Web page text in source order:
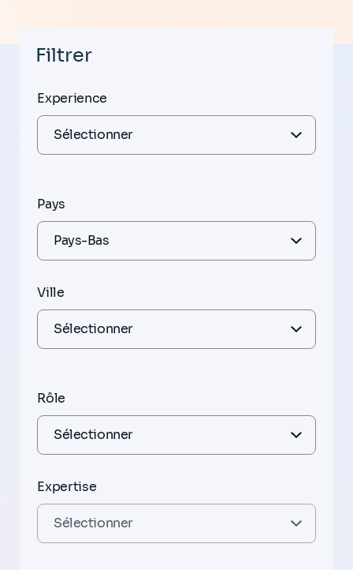
Filtrer
Experience
Pays
Ville
Rôle
Expertise